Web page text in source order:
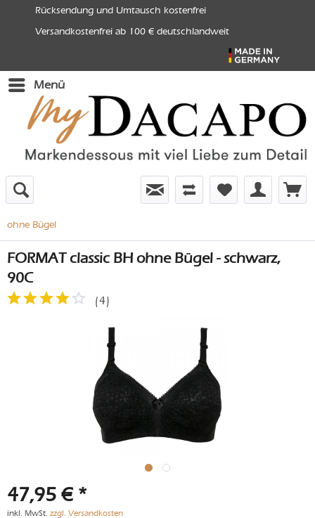
Rücksendung und Umtausch kostenfrei
Versandkostenfrei ab 100 € deutschlandweit
Menü
ohne Bügel
FORMAT classic BH ohne Bügel - schwarz,
90C
(4)
47,95 € *
inkl. MwSt. zzgl. Versandkosten